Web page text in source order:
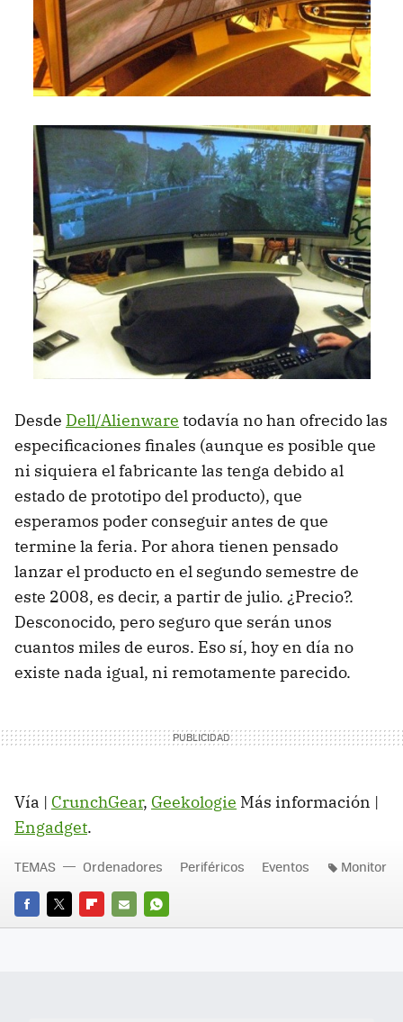
Desde Dell/Alienware todavía no han ofrecido las
especificaciones finales (aunque es posible que
ni siquiera el fabricante las tenga debido al
estado de prototipo del producto), que
esperamos poder conseguir antes de que
termine la feria. Por ahora tienen pensado
lanzar el producto en el segundo semestre de
este 2008, es decir, a partir de julio. ¿Precio?.
Desconocido, pero seguro que serán unos
cuantos miles de euros. Eso sí, hoy en día no
existe nada igual, ni remotamente parecido.
Vía | CrunchGear, Geekologie Más información |
Engadget.
FACEBOOK
TWITTERFLIPBOARD
E-
WHATSAPP
TEMAS Ordenadores Periféricos Eventos Monitor